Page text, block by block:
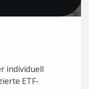
individuell
ETF-